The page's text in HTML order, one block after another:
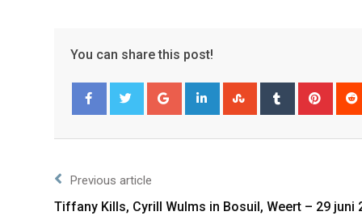
You can share this post!
Previous article
Tiffany Kills, Cyrill Wulms in Bosuil, Weert – 29 juni